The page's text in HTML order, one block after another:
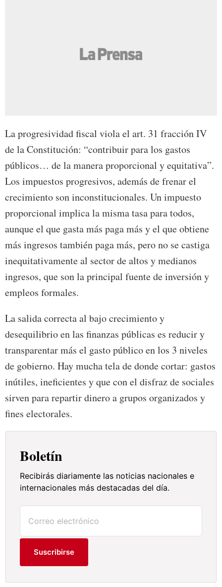
La progresividad fiscal viola el art. 31 fracción IV
de la Constitución: “contribuir para los gastos
públicos… de la manera proporcional y equitativa”.
Los impuestos progresivos, además de frenar el
crecimiento son inconstitucionales. Un impuesto
proporcional implica la misma tasa para todos,
aunque el que gasta más paga más y el que obtiene
más ingresos también paga más, pero no se castiga
inequitativamente al sector de altos y medianos
ingresos, que son la principal fuente de inversión y
empleos formales.
La salida correcta al bajo crecimiento y
desequilibrio en las finanzas públicas es reducir y
transparentar más el gasto público en los 3 niveles
de gobierno. Hay mucha tela de donde cortar: gastos
inútiles, ineficientes y que con el disfraz de sociales
sirven para repartir dinero a grupos organizados y
fines electorales.
Boletín
Recibirás diariamente las noticias nacionales e
internacionales más destacadas del día.
Suscribirse